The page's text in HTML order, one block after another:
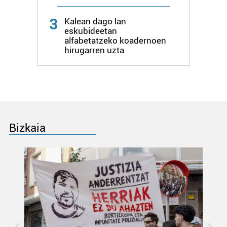
3
Kalean dago lan
eskubideetan
alfabetatzeko koadernoen
hirugarren uzta
Bizkaia